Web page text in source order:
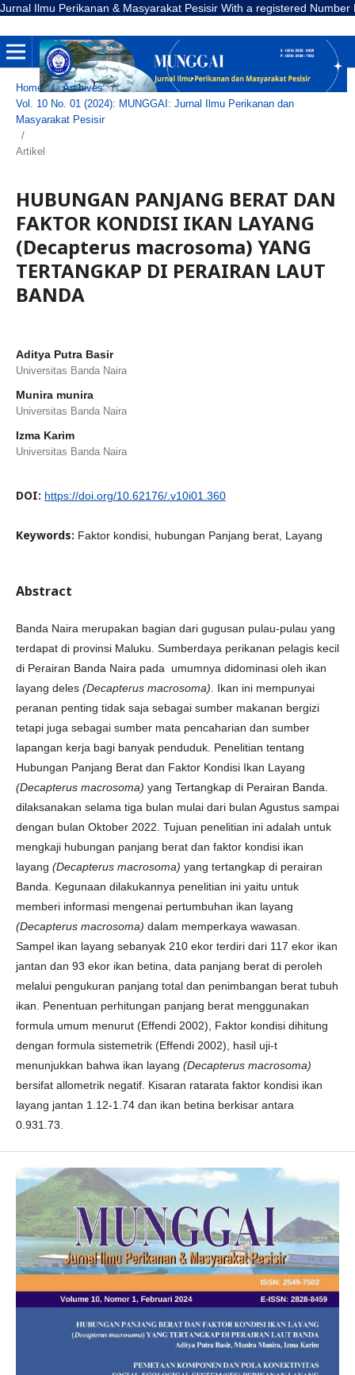
Ilmu Perikanan & Masyarakat Pesisir With a registered Number E-
Home / Archives
/
Vol. 10 No. 01 (2024): MUNGGAI: Jurnal Ilmu Perikanan dan
Masyarakat Pesisir
/
Artikel
HUBUNGAN PANJANG BERAT DAN
FAKTOR KONDISI IKAN LAYANG
(Decapterus macrosoma) YANG
TERTANGKAP DI PERAIRAN LAUT
BANDA
Aditya Putra Basir
Universitas Banda Naira
Munira munira
Universitas Banda Naira
Izma Karim
Universitas Banda Naira
DOI: https://doi.org/10.62176/.v10i01.360
Keywords: Faktor kondisi, hubungan Panjang berat, Layang
Abstract
Banda Naira merupakan bagian dari gugusan pulau-pulau yang
terdapat di provinsi Maluku. Sumberdaya perikanan pelagis kecil
di Perairan Banda Naira pada umumnya didominasi oleh ikan
layang deles (Decapterus macrosoma) . Ikan ini mempunyai
peranan penting tidak saja sebagai sumber makanan bergizi
tetapi juga sebagai sumber mata pencaharian dan sumber
lapangan kerja bagi banyak penduduk. Penelitian tentang
Hubungan Panjang Berat dan Faktor Kondisi Ikan Layang
(Decapterus macrosoma) yang Tertangkap di Perairan Banda.
dilaksanakan selama tiga bulan mulai dari bulan Agustus sampai
dengan bulan Oktober 2022. Tujuan penelitian ini adalah untuk
mengkaji hubungan panjang berat dan faktor kondisi ikan
layang (Decapterus macrosoma) yang tertangkap di perairan
Banda. Kegunaan dilakukannya penelitian ini yaitu untuk
memberi informasi mengenai pertumbuhan ikan layang
(Decapterus macrosoma) dalam memperkaya wawasan.
Sampel ikan layang sebanyak 210 ekor terdiri dari 117 ekor ikan
jantan dan 93 ekor ikan betina, data panjang berat di peroleh
melalui pengukuran panjang total dan penimbangan berat tubuh
ikan. Penentuan perhitungan panjang berat menggunakan
formula umum menurut (Effendi 2002), Faktor kondisi dihitung
dengan formula sistemetrik (Effendi 2002), hasil uji-t
menunjukkan bahwa ikan layang (Decapterus macrosoma)
bersifat allometrik negatif. Kisaran ratarata faktor kondisi ikan
layang jantan 1.12-1.74 dan ikan betina berkisar antara
0.931.73.